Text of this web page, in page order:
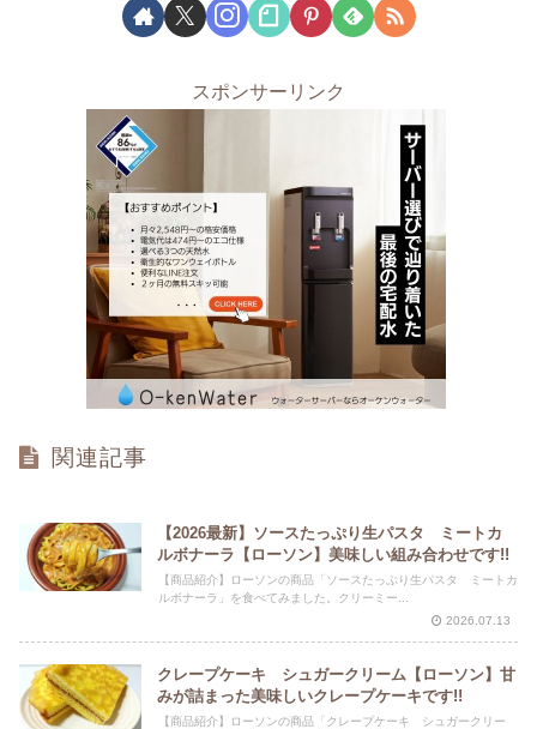
スポンサーリンク
関連記事
【2026最新】ソースたっぷり生パスタ ミートカ
ルボナーラ【ローソン】美味しい組み合わせです!!
【商品紹介】ローソンの商品「ソースたっぷり生パスタ ミートカ
ルボナーラ」を食べてみました。クリーミー...
2026.07.13
クレープケーキ シュガークリーム【ローソン】甘
みが詰まった美味しいクレープケーキです!!
【商品紹介】ローソンの商品「クレープケーキ シュガークリー